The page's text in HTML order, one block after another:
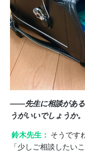
――先生に相談がある
うがいいでしょうか。
鈴木先生： そうです
「少しご相談したい